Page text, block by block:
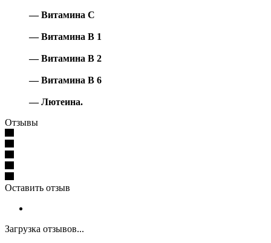
— Витамина С
— Витамина В 1
— Витамина В 2
— Витамина В 6
— Лютеина.
Отзывы
Оставить отзыв
Загрузка отзывов...